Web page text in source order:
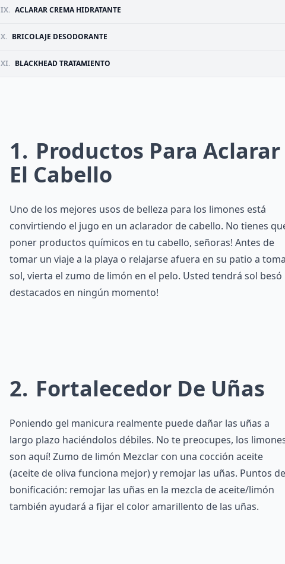
IX. ACLARAR CREMA HIDRATANTE
X. BRICOLAJE DESODORANTE
XI. BLACKHEAD TRATAMIENTO
1
Productos Para Aclarar
El Cabello
Uno de los mejores usos de belleza para los limones está
convirtiendo el jugo en un aclarador de cabello. No tienes
poner productos químicos en tu cabello, señoras! Antes de
tomar un viaje a la playa o relajarse afuera en su patio a
sol, vierta el zumo de limón en el pelo. Usted tendrá sol besó
destacados en ningún momento!
2 Fortalecedor De Uñas
Poniendo gel manicura realmente puede dañar las uñas a
largo plazo haciéndolos débiles. No te preocupes, los
son aquí! Zumo de limón Mezclar con una cocción aceite
(aceite de oliva funciona mejor) y remojar las uñas. Puntos de
bonificación: remojar las uñas en la mezcla de aceite/limón
también ayudará a fijar el color amarillento de las uñas.